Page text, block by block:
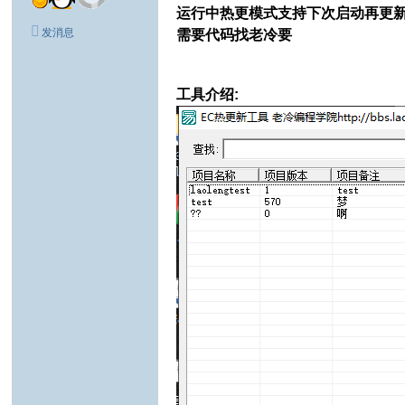
发消息
运行中热更模式支持下次启动再更
需要代码找老冷要
工具介绍: